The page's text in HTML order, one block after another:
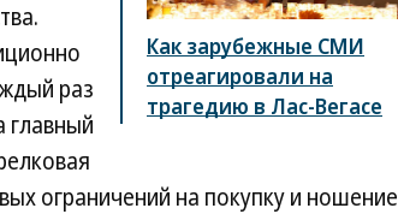
Как зарубежные СМИ
отреагировали на
трагедию в Лас-Вегасе
раз
главный
ограничений на покупку и ношение